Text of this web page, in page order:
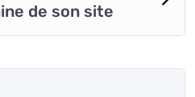
de son site